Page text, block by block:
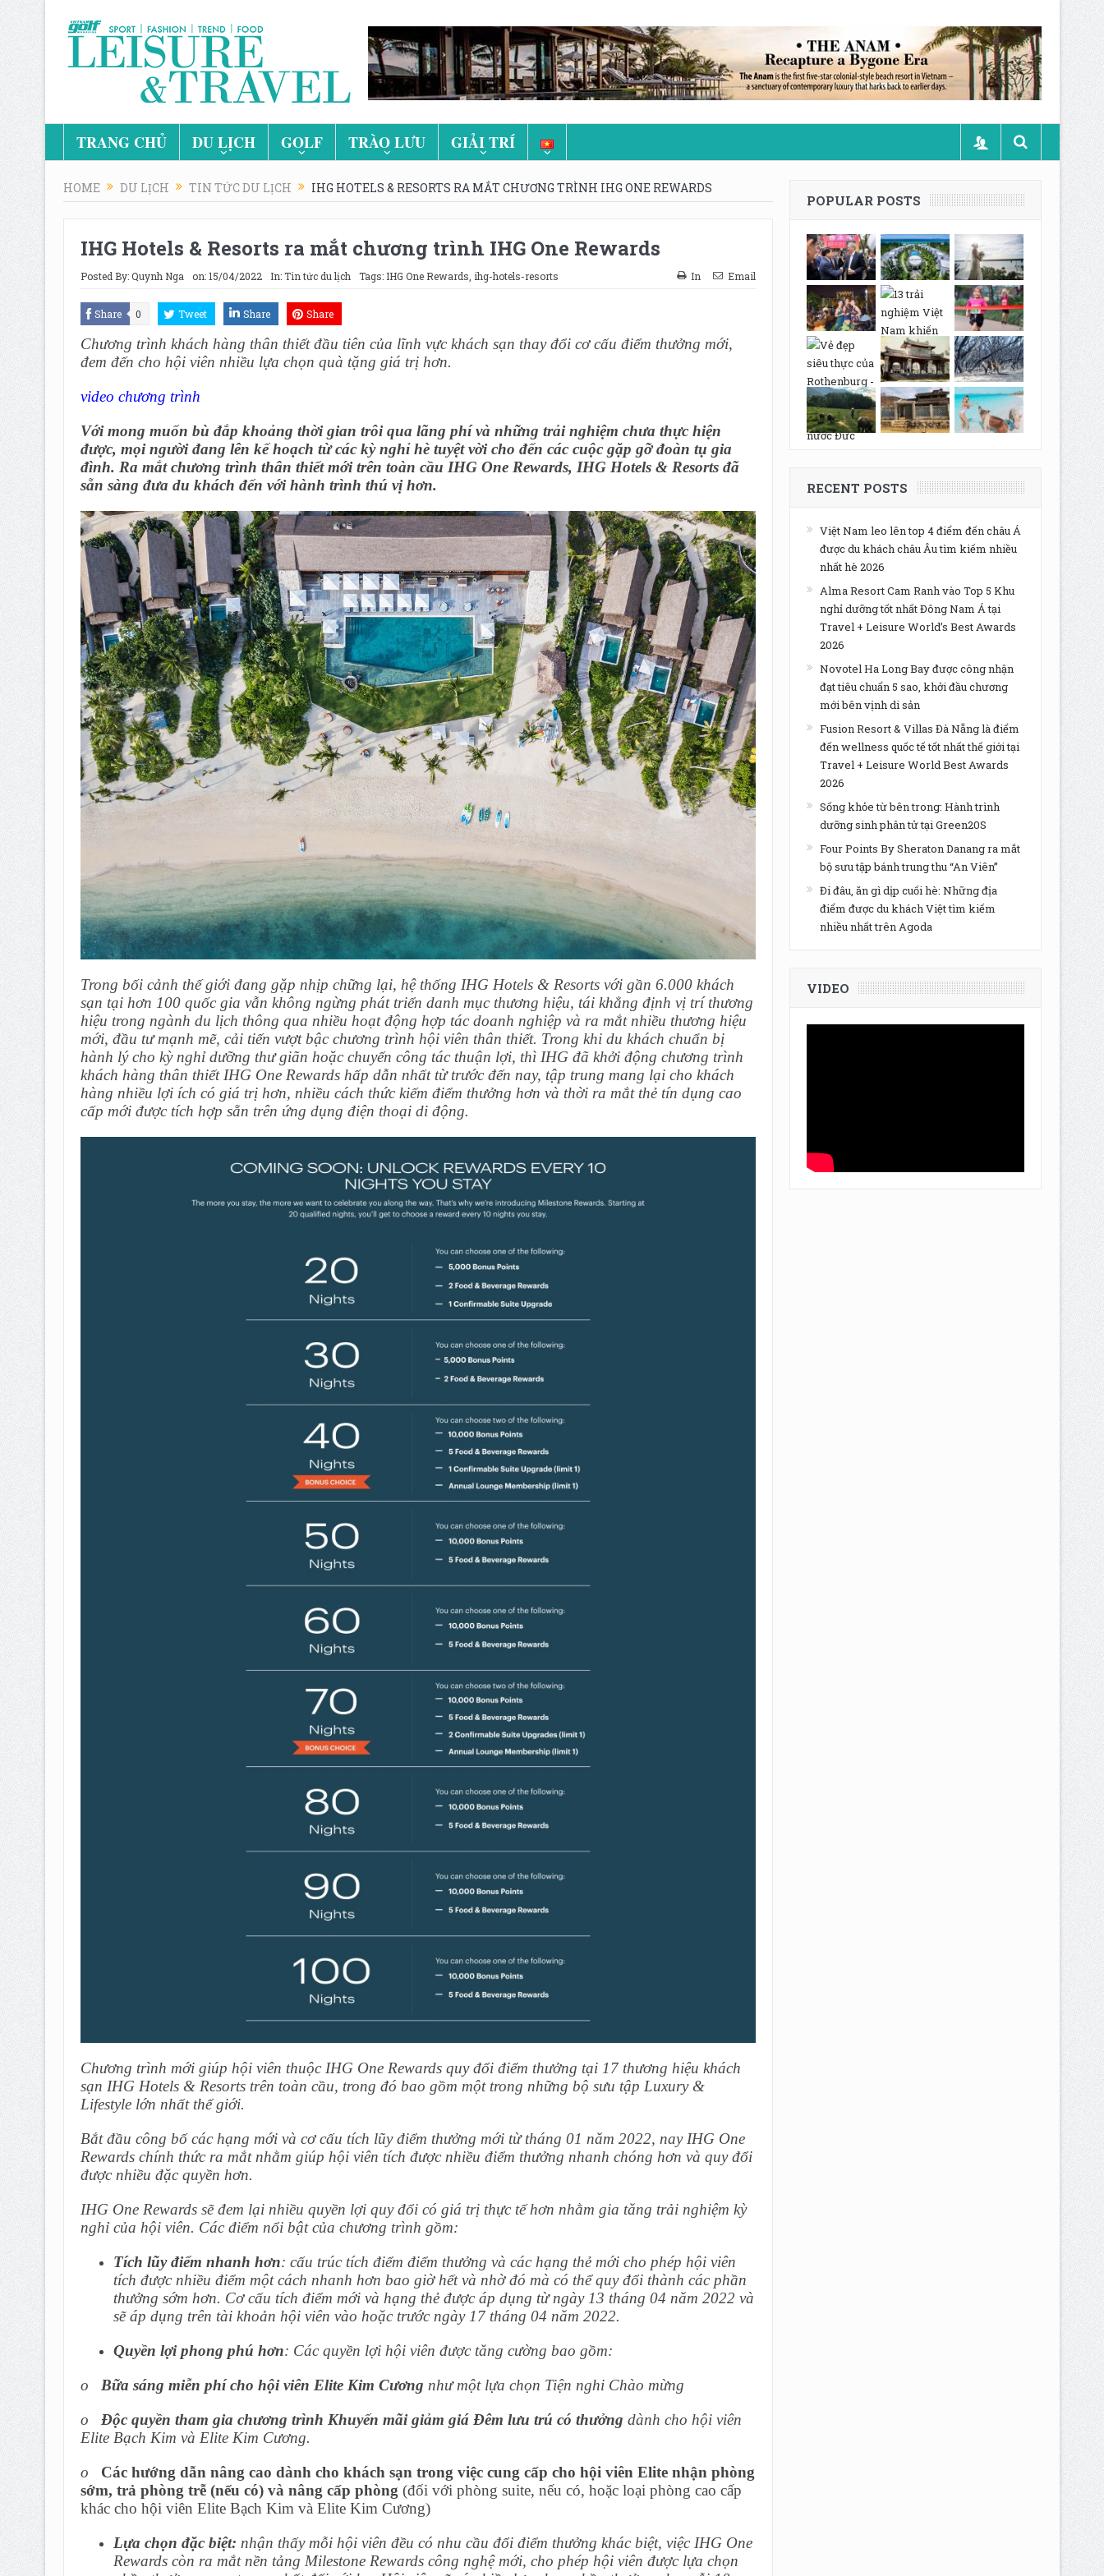
TRANG CHỦ DU LỊCH GOLF TRÀO LƯU GIẢI TRÍ
HOME DU LỊCH TIN TỨC DU LỊCH IHG HOTELS & RESORTS RA MẮT CHƯƠNG TRÌNH IHG ONE REWARDS
IHG Hotels & Resorts ra mắt chương trình IHG One Rewards
Posted By:Quynh Nga on:15/04/2022 In:Tin tức du lịch Tags: IHG One Rewards ihg-hotels-resorts In Email
Share 0 Tweet Share Share
Chương trình khách hàng thân thiết đầu tiên của lĩnh vực khách sạn thay đổi cơ cấu điểm thưởng mới,
đem đến cho hội viên nhiều lựa chọn quà tặng giá trị hơn.
video chương trình
Với mong muốn bù đắp khoảng thời gian trôi qua lãng phí và những trải nghiệm chưa thực hiện
được, mọi người đang lên kế hoạch từ các kỳ nghỉ hè tuyệt vời cho đến các cuộc gặp gỡ đoàn tụ gia
đình. Ra mắt chương trình thân thiết mới trên toàn cầu IHG One Rewards, IHG Hotels & Resorts đã
sẵn sàng đưa du khách đến với hành trình thú vị hơn.
Trong bối cảnh thế giới đang gặp nhịp chững lại, hệ thống IHG Hotels & Resorts với gần 6.000 khách
sạn tại hơn 100 quốc gia vẫn không ngừng phát triển danh mục thương hiệu, tái khẳng định vị trí thương
hiệu trong ngành du lịch thông qua nhiều hoạt động hợp tác doanh nghiệp và ra mắt nhiều thương hiệu
mới, đầu tư mạnh mẽ, cải tiến vượt bậc chương trình hội viên thân thiết. Trong khi du khách chuẩn bị
hành lý cho kỳ nghỉ dưỡng thư giãn hoặc chuyến công tác thuận lợi, thì IHG đã khởi động chương trình
khách hàng thân thiết IHG One Rewards hấp dẫn nhất từ trước đến nay, tập trung mang lại cho khách
hàng nhiều lợi ích có giá trị hơn, nhiều cách thức kiếm điểm thưởng hơn và thời ra mắt thẻ tín dụng cao
cấp mới được tích hợp sẵn trên ứng dụng điện thoại di động.
Chương trình mới giúp hội viên thuộc IHG One Rewards quy đổi điểm thưởng tại 17 thương hiệu khách
sạn IHG Hotels & Resorts trên toàn cầu, trong đó bao gồm một trong những bộ sưu tập Luxury &
Lifestyle lớn nhất thế giới.
Bắt đầu công bố các hạng mới và cơ cấu tích lũy điểm thưởng mới từ tháng 01 năm 2022, nay IHG One
Rewards chính thức ra mắt nhằm giúp hội viên tích được nhiều điểm thưởng nhanh chóng hơn và quy đổi
được nhiều đặc quyền hơn.
IHG One Rewards sẽ đem lại nhiều quyền lợi quy đổi có giá trị thực tế hơn nhằm gia tăng trải nghiệm kỳ
nghỉ của hội viên. Các điểm nổi bật của chương trình gồm:
Tích lũy điểm nhanh hơn: cấu trúc tích điểm điểm thưởng và các hạng thẻ mới cho phép hội viên
tích được nhiều điểm một cách nhanh hơn bao giờ hết và nhờ đó mà có thể quy đổi thành các phần
thưởng sớm hơn. Cơ cấu tích điểm mới và hạng thẻ được áp dụng từ ngày 13 tháng 04 năm 2022 và
sẽ áp dụng trên tài khoản hội viên vào hoặc trước ngày 17 tháng 04 năm 2022.
Quyền lợi phong phú hơn: Các quyền lợi hội viên được tăng cường bao gồm:
o
Bữa sáng miễn phí cho hội viên Elite Kim Cương như một lựa chọn Tiện nghi Chào mừng
o
Độc quyền tham gia chương trình Khuyến mãi giảm giá Đêm lưu trú có thưởng dành cho hội viên
Elite Bạch Kim và Elite Kim Cương.
o
Các hướng dẫn nâng cao dành cho khách sạn trong việc cung cấp cho hội viên Elite nhận phòng
sớm, trả phòng trễ (nếu có) và nâng cấp phòng (đối với phòng suite, nếu có, hoặc loại phòng cao cấp
khác cho hội viên Elite Bạch Kim và Elite Kim Cương)
Lựa chọn đặc biệt: nhận thấy mỗi hội viên đều có nhu cầu đổi điểm thưởng khác biệt, việc IHG One
Rewards còn ra mắt nền tảng Milestone Rewards công nghệ mới, cho phép hội viên được lựa chọn
POPULAR POSTS
RECENT POSTS
Việt Nam leo lên top 4 điểm đến châu Á
được du khách châu Âu tìm kiếm nhiều
nhất hè 2026
Alma Resort Cam Ranh vào Top 5 Khu
nghỉ dưỡng tốt nhất Đông Nam Á tại
Travel + Leisure World’s Best Awards
2026
Novotel Ha Long Bay được công nhận
đạt tiêu chuẩn 5 sao, khởi đầu chương
mới bên vịnh di sản
Fusion Resort & Villas Đà Nẵng là điểm
đến wellness quốc tế tốt nhất thế giới tại
Travel + Leisure World Best Awards
2026
Sống khỏe từ bên trong: Hành trình
dưỡng sinh phân tử tại Green20S
Four Points By Sheraton Danang ra mắt
bộ sưu tập bánh trung thu “An Viên”
Đi đâu, ăn gì dịp cuối hè: Những địa
điểm được du khách Việt tìm kiếm
nhiều nhất trên Agoda
VIDEO